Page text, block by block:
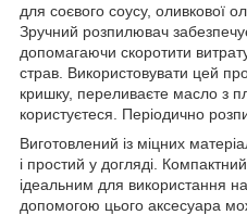
для соєвого соусу, оливкової
Зручний розпилювач
допомагаючи скоротити
страв. Використовувати цей
кришку, переливаєте масло з
користуєтеся. Періодично
Виготовлений із міцних
і простий у догляді.
ідеальним для використання на
допомогою цього аксесуара